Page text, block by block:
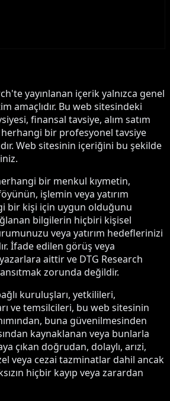
yayınlanan içerik yalnızca genel
amaçlıdır. Bu web sitesindeki
finansal tavsiye, alım satım
bir profesyonel tavsiye
Web sitesinin içeriğini bu şekilde
bir menkul kıymetin,
işlemin veya yatırım
bir kişi için uygun olduğunu
bilgilerin hiçbiri kişisel
veya yatırım hedeflerinizi
İfade edilen görüş veya
aittir ve DTG Research
zorunda değildir.
kuruluşları, yetkilileri,
ve temsilcileri, bu web sitesinin
buna güvenilmesinden
kaynaklanan veya bunlarla
çıkan doğrudan, dolaylı, arızi,
veya cezai tazminatlar dahil ancak
hiçbir kayıp veya zarardan